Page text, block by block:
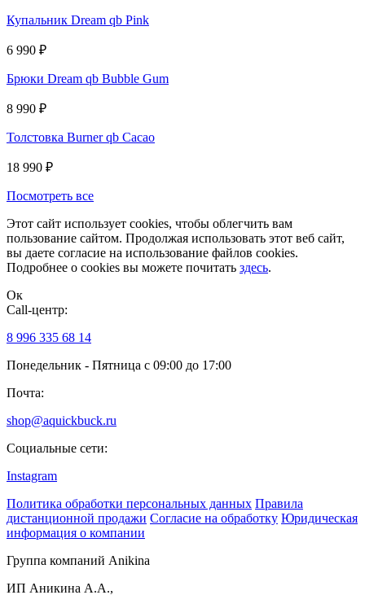
Купальник Dream qb Pink
6 990 ₽
Брюки Dream qb Bubble Gum
8 990 ₽
Толстовка Burner qb Cacao
18 990 ₽
Посмотреть все
Этот сайт использует cookies, чтобы облегчить вам
пользование сайтом. Продолжая использовать этот веб сайт,
вы даете согласие на использование файлов cookies.
Подробнее о cookies вы можете почитать здесь.
Ок
Сall-центр:
8 996 335 68 14
Понедельник - Пятница с 09:00 до 17:00
Почта:
shop@aquickbuck.ru
Социальные сети:
Instagram
Политика обработки персональных данных Правила
дистанционной продажи Согласие на обработку Юридическая
информация о компании
Группа компаний Anikina
ИП Аникина А.А.,